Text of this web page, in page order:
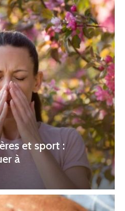
et sport :
à